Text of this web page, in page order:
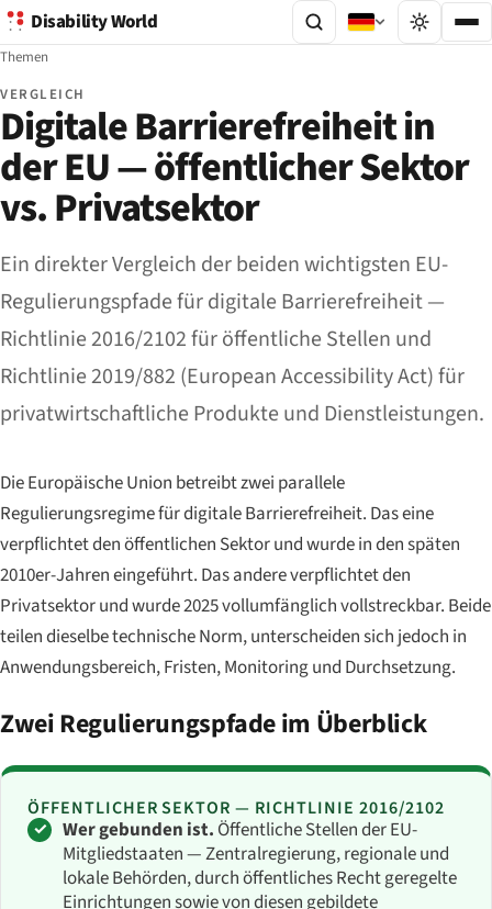
Disability World
Themen
VERGLEICH
Digitale Barrierefreiheit in
der EU — öffentlicher Sektor
vs. Privatsektor
Ein direkter Vergleich der beiden wichtigsten EU-
Regulierungspfade für digitale Barrierefreiheit —
Richtlinie 2016/2102 für öffentliche Stellen und
Richtlinie 2019/882 (European Accessibility Act) für
privatwirtschaftliche Produkte und Dienstleistungen.
Die Europäische Union betreibt zwei parallele
Regulierungsregime für digitale Barrierefreiheit. Das eine
verpflichtet den öffentlichen Sektor und wurde in den späten
2010er-Jahren eingeführt. Das andere verpflichtet den
Privatsektor und wurde 2025 vollumfänglich vollstreckbar. Beide
teilen dieselbe technische Norm, unterscheiden sich jedoch in
Anwendungsbereich, Fristen, Monitoring und Durchsetzung.
Zwei Regulierungspfade im Überblick
ÖFFENTLICHER SEKTOR — RICHTLINIE 2016/2102
Wer gebunden ist. Öffentliche Stellen der EU-
Mitgliedstaaten — Zentralregierung, regionale und
lokale Behörden, durch öffentliches Recht geregelte
Einrichtungen sowie von diesen gebildete